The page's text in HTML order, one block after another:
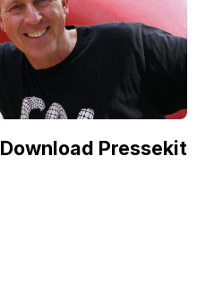
Download Pressekit